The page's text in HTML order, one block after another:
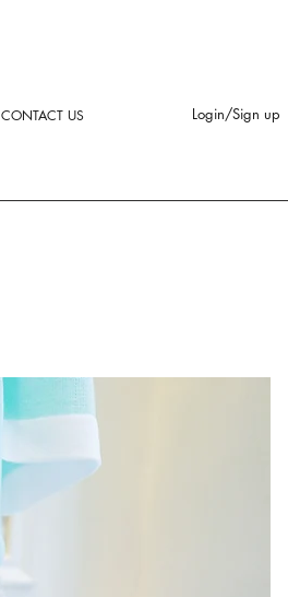
CONTACT US Login/Sign up